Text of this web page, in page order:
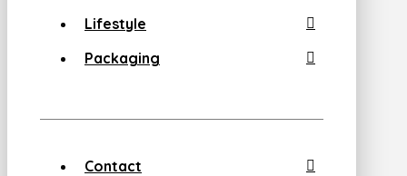
Lifestyle
Packaging
Contact